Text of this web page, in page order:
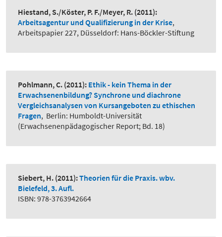
Hiestand, S./Köster, P. F./Meyer, R. (2011):
Arbeitsagentur und Qualifizierung in der Krise,
Arbeitspapier 227, Düsseldorf: Hans-Böckler-Stiftung
Pohlmann, C. (2011): Ethik - kein Thema in der
Erwachsenenbildung? Synchrone und diachrone
Vergleichsanalysen von Kursangeboten zu ethischen
Fragen, Berlin: Humboldt-Universität
(Erwachsenenpädagogischer Report; Bd. 18)
Siebert, H. (2011):Theorien für die Praxis. wbv.
Bielefeld, 3. Aufl.
ISBN: 978-3763942664